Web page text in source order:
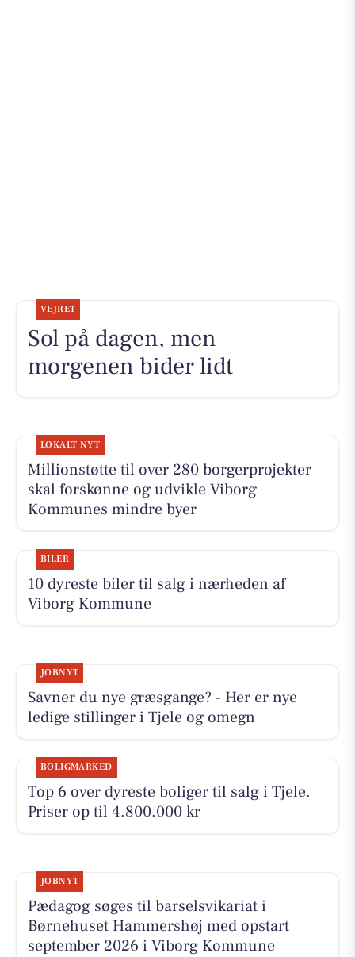
VEJRET
Sol på dagen, men
morgenen bider lidt
LOKALT NYT
Millionstøtte til over 280 borgerprojekter
skal forskønne og udvikle Viborg
Kommunes mindre byer
BILER
10 dyreste biler til salg i nærheden af
Viborg Kommune
JOBNYT
Savner du nye græsgange? - Her er nye
ledige stillinger i Tjele og omegn
BOLIGMARKED
Top 6 over dyreste boliger til salg i Tjele.
Priser op til 4.800.000 kr
JOBNYT
Pædagog søges til barselsvikariat i
Børnehuset Hammershøj med opstart
september 2026 i Viborg Kommune